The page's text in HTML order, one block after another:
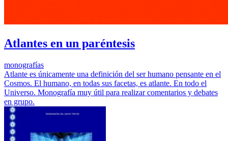
Atlantes en un paréntesis
monografías
Atlante es únicamente una definición del ser humano pensante en el
Cosmos. El humano, en todas sus facetas, es atlante. En todo el
Universo. Monografía muy útil para realizar comentarios y debates
en grupo.